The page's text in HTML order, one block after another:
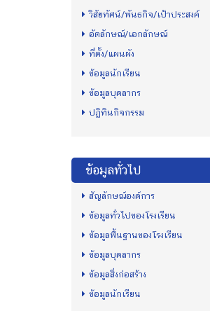
วิสัยทัศน์/พันธกิจ/เป้าประสงค์
อัตลักษณ์/เอกลักษณ์
ที่ตั้ง/แผนผัง
ข้อมูลนักเรียน
ข้อมูลบุคลากร
ปฏิทินกิจกรรม
ข้อมูลทั่วไป
สัญลักษณ์องค์การ
ข้อมูลทั่วไปของโรงเรียน
ข้อมูลพื้นฐานของโรงเรียน
ข้อมูลบุคลากร
ข้อมูลสิ่งก่อสร้าง
ข้อมูลนักเรียน